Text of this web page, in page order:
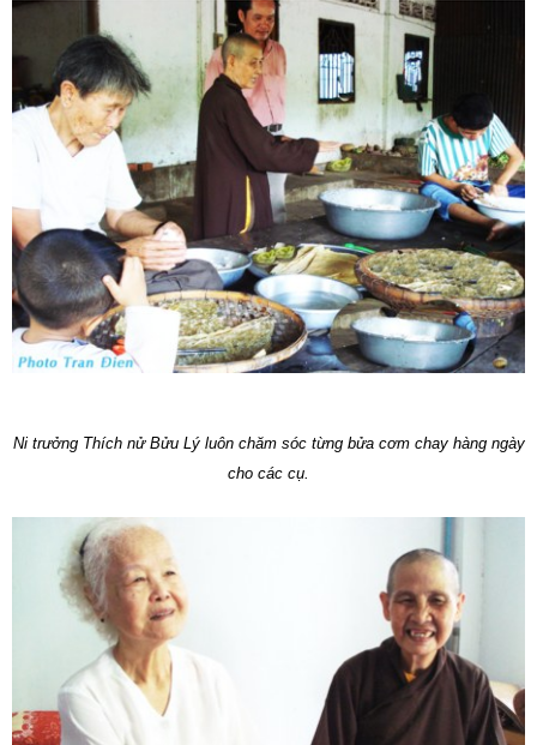
Ni trưởng Thích nử Bửu Lý luôn chăm sóc từng bửa cơm chay hàng ngày
cho các cụ.